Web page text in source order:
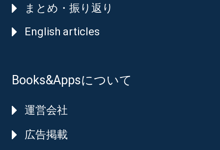
まとめ・振り返り
English articles
Books&Appsについて
運営会社
広告掲載